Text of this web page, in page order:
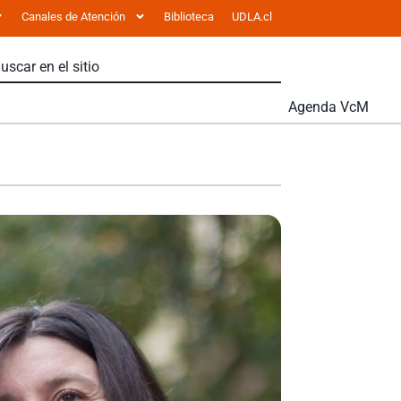
Canales de Atención Biblioteca UDLA.cl
Agenda VcM